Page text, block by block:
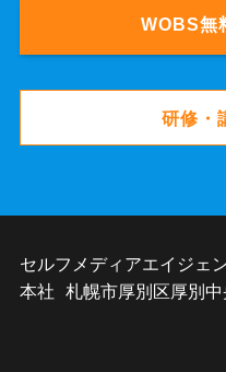
WOBS無
研修・
セルフメディアエイジェ
本社 札幌市厚別区厚別